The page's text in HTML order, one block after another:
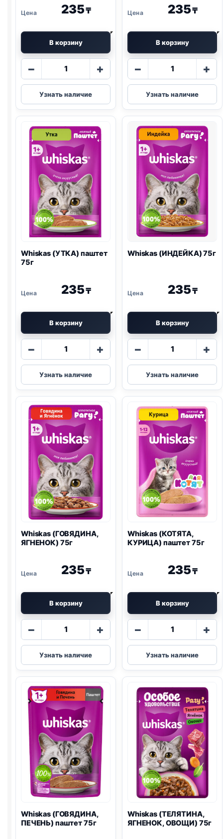
235₸
В корзину
−
Количество
Whiskas
(БЕЛАЯ
РЫБА,
ОВОЩИ)
в
желе
75г
+
Узнать наличие
235₸
В корзину
−
Количество
Whiskas
(КОТЯТА,
ЯГНЕНОК)
+
Узнать наличие
Whiskas (УТКА) паштет
75г
235₸
В корзину
−
Количество
Whiskas
(УТКА)
паштет
+
Узнать наличие
Whiskas (ИНДЕЙКА) 75г
235₸
В корзину
−
Количество
Whiskas
(ИНДЕЙКА)
75г
+
Узнать наличие
Whiskas (ГОВЯДИНА,
ЯГНЕНОК) 75г
235₸
В корзину
−
Количество
Whiskas
(ГОВЯДИНА,
ЯГНЕНОК)
+
Узнать наличие
Whiskas (КОТЯТА,
КУРИЦА) паштет 75г
235₸
В корзину
−
Количество
Whiskas
(КОТЯТА,
КУРИЦА)
75г
+
Узнать наличие
Whiskas (ГОВЯДИНА,
ПЕЧЕНЬ) паштет 75г
Whiskas (ТЕЛЯТИНА,
ЯГНЕНОК, ОВОЩИ) 75г